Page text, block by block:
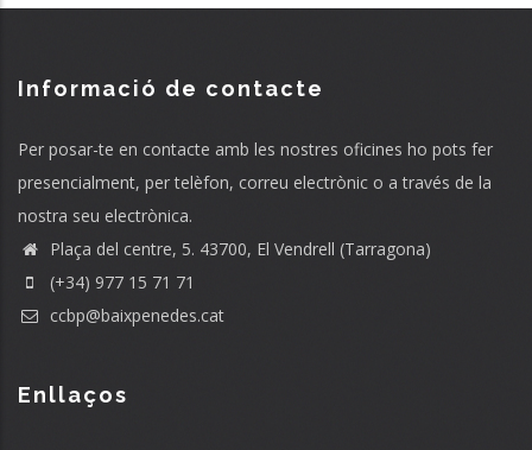
Informació de contacte
Per posar-te en contacte amb les nostres oficines ho pots fer
presencialment, per telèfon, correu electrònic o a través de la
nostra seu electrònica.
Plaça del centre, 5. 43700, El Vendrell (Tarragona)
(+34) 977 15 71 71
ccbp@baixpenedes.cat
Enllaços